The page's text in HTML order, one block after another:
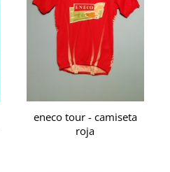
eneco tour - camiseta
roja